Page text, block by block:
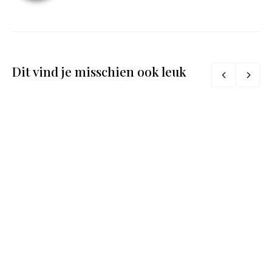
Dit vind je misschien ook leuk